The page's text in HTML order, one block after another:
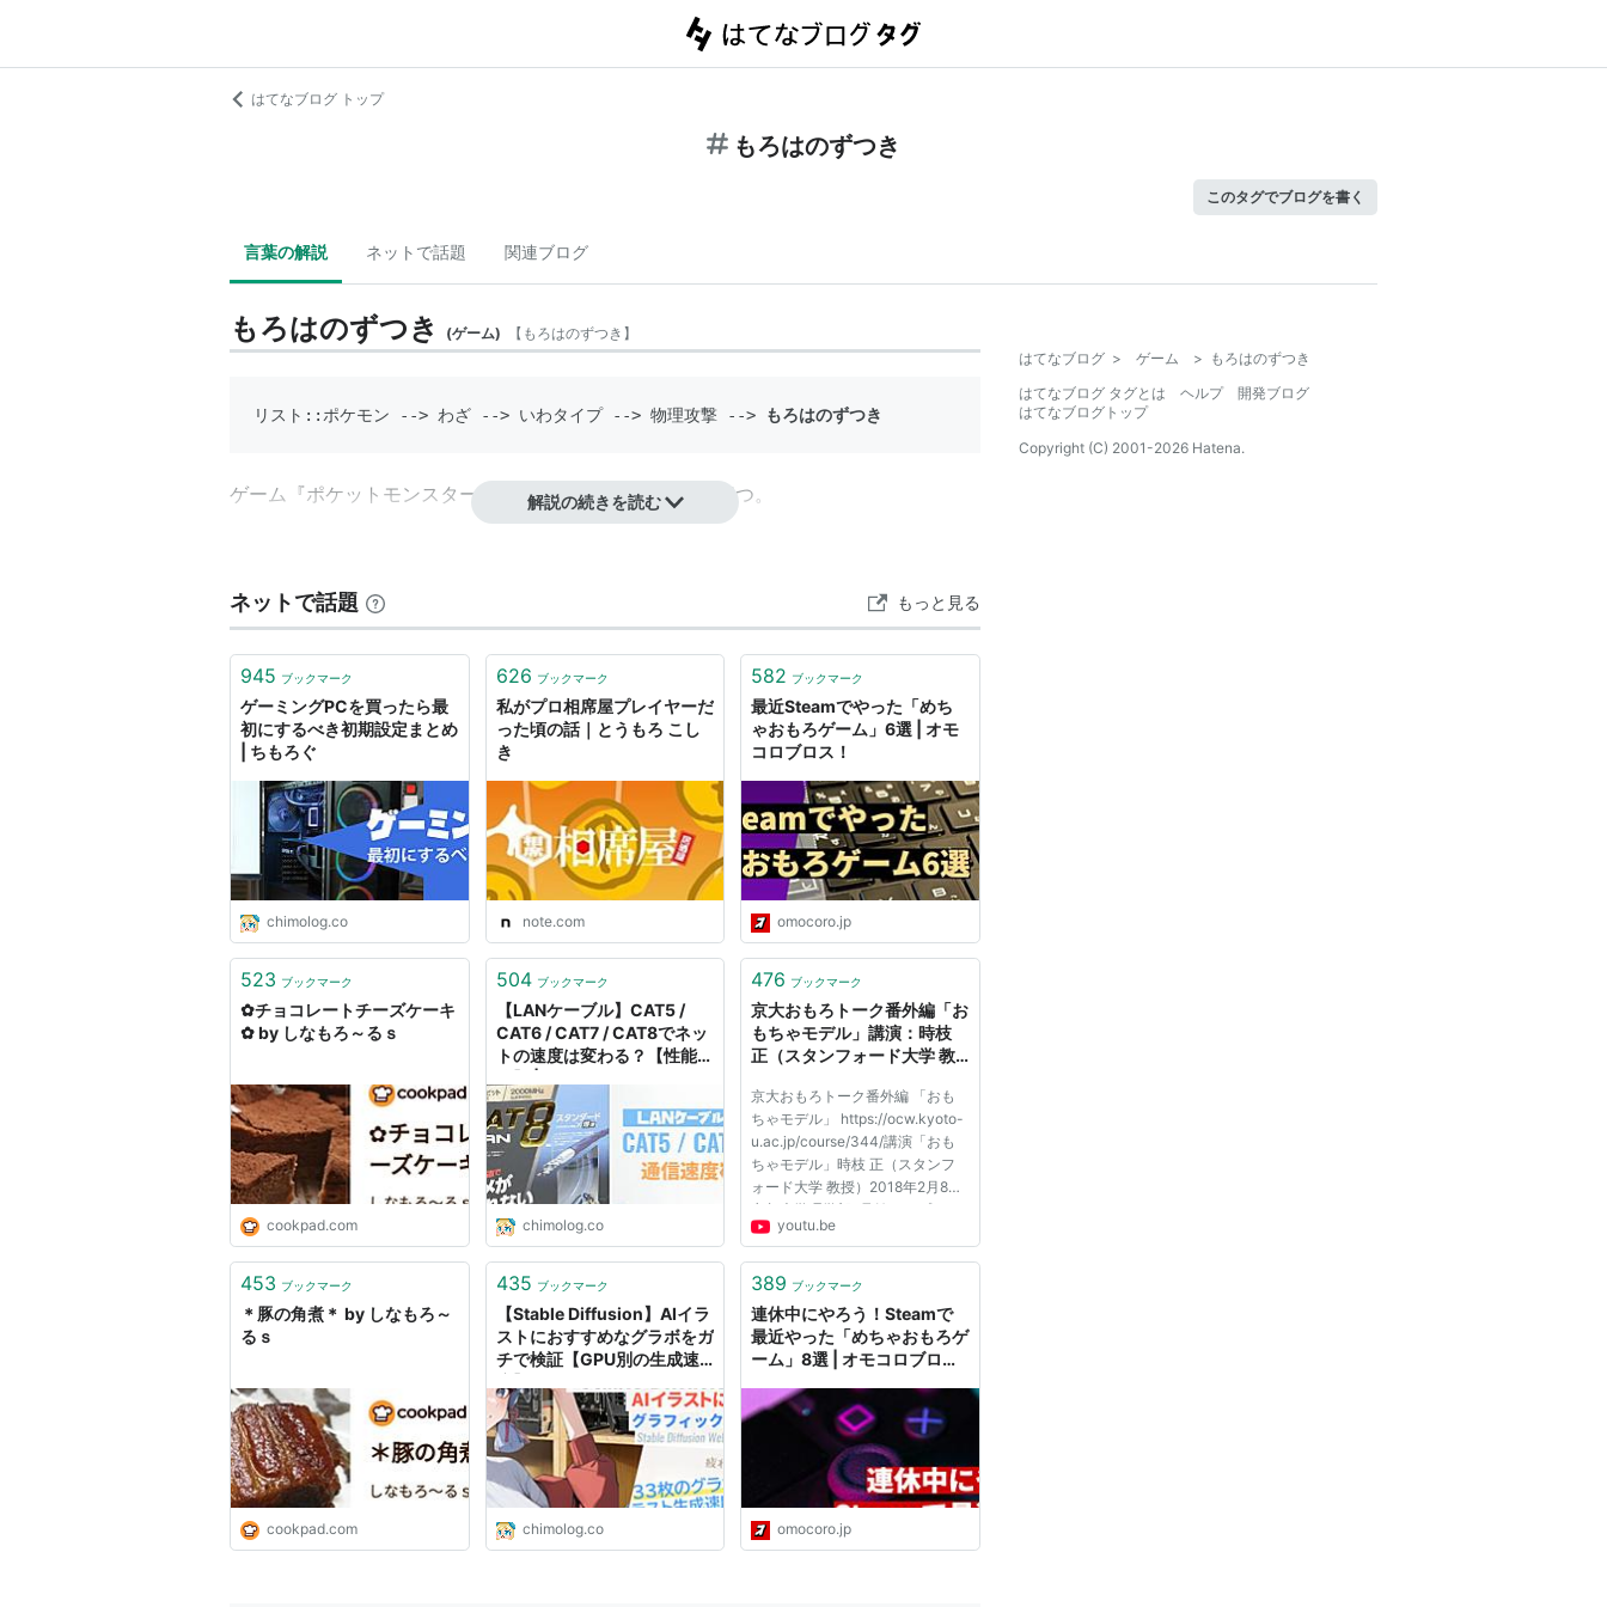
はてなブログ トップ
もろはのずつき
このタグでブログを書く
言葉の解説 ネットで話題 関連ブログ
もろはのずつき (ゲーム) 【 もろはのずつき 】
リスト::ポケモン --> わざ --> いわタイプ --> 物理攻撃 --> もろはのずつき
ゲーム『ポケットモンスター』シリーズに登場するわざの1つ。
命中 80
PP 5 範囲 敵1体
効果
相手に与えたダメージの1/2を自分も受ける
反動技の中では威力・反動ともに大きい。岩タイプでは「がんせきほう」と並ぶ威力を
持つ。
特性「いしあたま」との相性が良く、ボスゴドラやジーランスでよく採用される。な
お、いわタイプ以外ではエンブオーも覚える。
解説の続きを読む
ネットで話題 もっと見る
945 ブックマーク
ゲーミングPCを買ったら最
初にするべき初期設定まとめ
| ちもろぐ
chimolog.co
626 ブックマーク
私がプロ相席屋プレイヤーだ
った頃の話｜とうもろ こし
き
note.com
582 ブックマーク
最近Steamでやった「めち
ゃおもろゲーム」6選 | オモ
コロブロス！
omocoro.jp
523 ブックマーク
✿チョコレートチーズケーキ
✿ by しなもろ～るｓ
cookpad.com
504 ブックマーク
【LANケーブル】CAT5 /
CAT6 / CAT7 / CAT8でネッ
トの速度は変わる？【性能比
chimolog.co
476 ブックマーク
京大おもろトーク番外編「お
もちゃモデル」講演：時枝
正（スタンフォード大学 教
京大おもろトーク番外編 「おも
ちゃモデル」 https://ocw.kyoto-
u.ac.jp/course/344/講演「おも
ちゃモデル」時枝 正（スタンフ
ォード大学 教授）2018年2月8日
京都大学理学部6号館チャプター
00:00 | 鳴る茶碗07:44 | 杉玉の
youtu.be
453 ブックマーク
＊豚の角煮＊ by しなもろ～
るｓ
cookpad.com
435 ブックマーク
【Stable Diffusion】AIイラ
ストにおすすめなグラボをガ
チで検証【GPU別の生成速
chimolog.co
389 ブックマーク
連休中にやろう！Steamで
最近やった「めちゃおもろゲ
ーム」8選 | オモコロブロ
omocoro.jp
はてなブログ > ゲーム > もろはのずつき
はてなブログ タグとは
ヘルプ
開発ブログ
はてなブログトップ
Copyright (C) 2001-2026 Hatena.